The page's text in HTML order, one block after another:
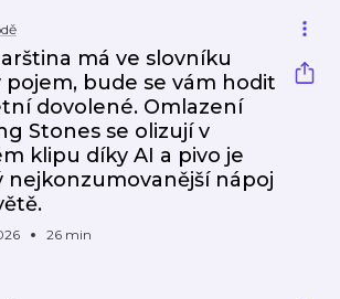
má ve slovníku
pojem, bude se vám hodit
dovolené. Omlazení
Stones se olizují v
klipu díky AI a pivo je
nejkonzumovanější nápoj
26 min